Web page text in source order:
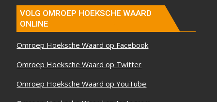
VOLG OMROEP HOEKSCHE WAARD
ONLINE
Omroep Hoeksche Waard op Facebook
Omroep Hoeksche Waard op Twitter
Omroep Hoeksche Waard op YouTube